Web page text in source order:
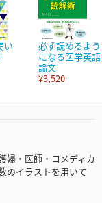
い
必ず読めるよう
になる医学英語
論文
¥3,520
婦・医師・コメディカ
のイラストを用いて